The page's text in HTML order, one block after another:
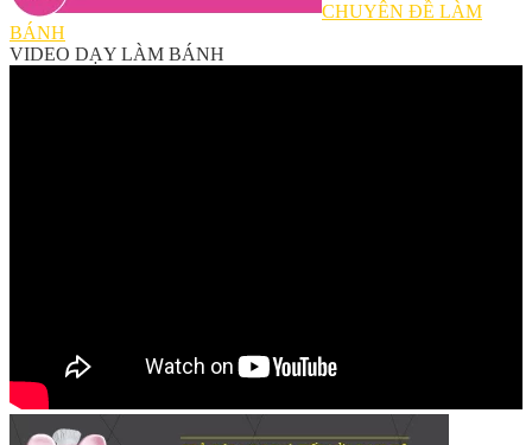
CHUYÊN ĐỀ LÀM
BÁNH
VIDEO DẠY LÀM BÁNH